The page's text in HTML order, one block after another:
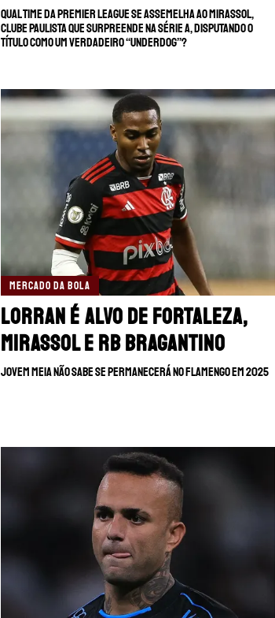
Qual time da Premier League se assemelha ao Mirassol,
clube paulista que surpreende na Série A, disputando o
título como um verdadeiro “underdog”?
MERCADO DA BOLA
Lorran é alvo de Fortaleza,
Mirassol e RB Bragantino
Jovem meia não sabe se permanecerá no Flamengo em 2025